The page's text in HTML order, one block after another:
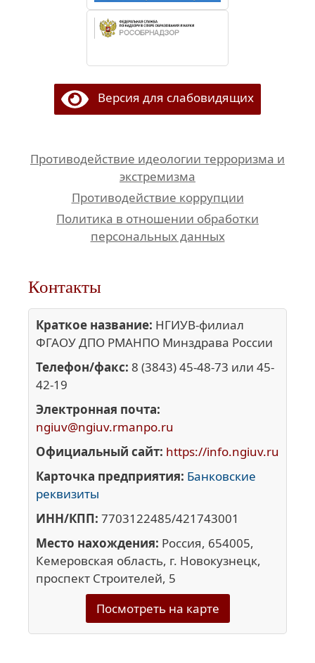
Версия для слабовидящих
Противодействие идеологии терроризма и
экстремизма
Противодействие коррупции
Политика в отношении обработки
персональных данных
Контакты
Краткое название: НГИУВ-филиал
ФГАОУ ДПО РМАНПО Минздрава России
Телефон/факс: 8 (3843) 45-48-73 или 45-
42-19
Электронная почта:
ngiuv@ngiuv.rmanpo.ru
Официальный сайт: https://info.ngiuv.ru
Карточка предприятия: Банковские
реквизиты
ИНН/КПП: 7703122485/421743001
Место нахождения: Россия, 654005,
Кемеровская область, г. Новокузнецк,
проспект Строителей, 5
Посмотреть на карте